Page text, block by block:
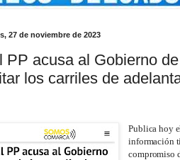
27 de noviembre de 2023
PP acusa al Gobierno
los carriles de
Publica hoy
información
compromiso